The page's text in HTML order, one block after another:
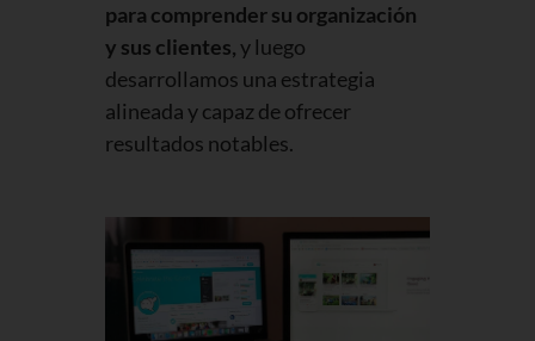
para comprender su organización
y sus clientes,y luego
desarrollamos una estrategia
alineada y capaz de ofrecer
resultados notables.